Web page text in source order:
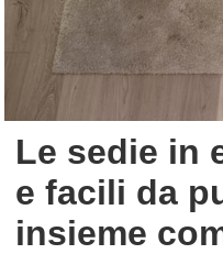
Le sedie in
e facili da
insieme